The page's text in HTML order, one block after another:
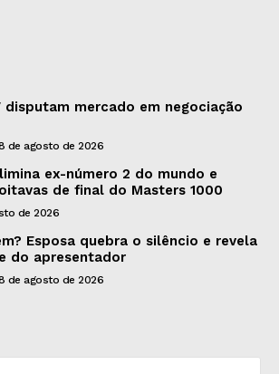
disputam mercado em negociação
de agosto de 2026
ex-número 2 do mundo e
de final do Masters 1000
de 2026
Esposa quebra o silêncio e revela
do apresentador
de agosto de 2026